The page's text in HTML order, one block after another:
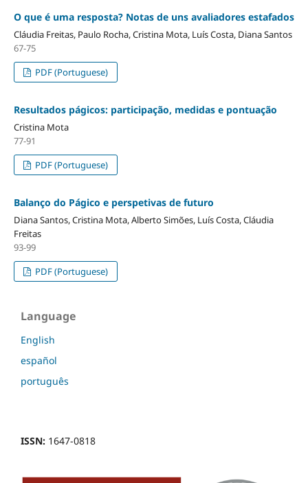
O que é uma resposta? Notas de uns avaliadores estafados
Cláudia Freitas, Paulo Rocha, Cristina Mota, Luís Costa, Diana Santos
67-75
PDF (Portuguese)
Resultados págicos: participação, medidas e pontuação
Cristina Mota
77-91
PDF (Portuguese)
Balanço do Págico e perspetivas de futuro
Diana Santos, Cristina Mota, Alberto Simões, Luís Costa, Cláudia
Freitas
93-99
PDF (Portuguese)
Language
English
español
português
ISSN: 1647-0818